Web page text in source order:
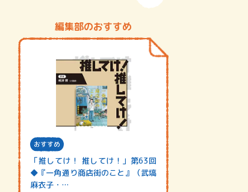
編集部のおすすめ
おすすめ
「推してけ！ 推してけ！」第63回
◆『一角通り商店街のこと』（武塙
麻衣子・…